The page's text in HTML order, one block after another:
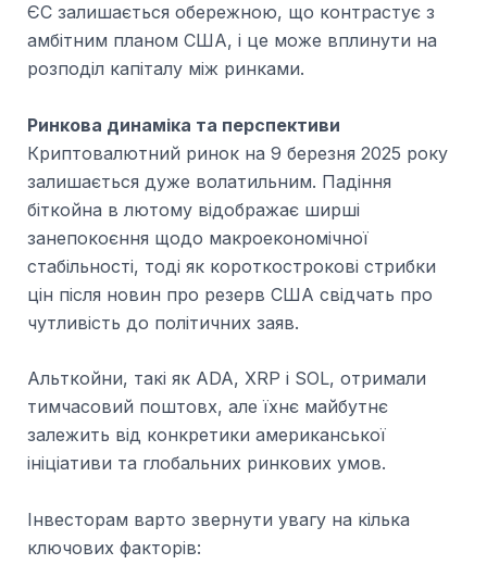
ЄС залишається обережною, що контрастує з
амбітним планом США, і це може вплинути на
розподіл капіталу між ринками.
Ринкова динаміка та перспективи
Криптовалютний ринок на 9 березня 2025 року
залишається дуже волатильним. Падіння
біткойна в лютому відображає ширші
занепокоєння щодо макроекономічної
стабільності, тоді як короткострокові стрибки
цін після новин про резерв США свідчать про
чутливість до політичних заяв.
Альткойни, такі як ADA, XRP і SOL, отримали
тимчасовий поштовх, але їхнє майбутнє
залежить від конкретики американської
ініціативи та глобальних ринкових умов.
Інвесторам варто звернути увагу на кілька
ключових факторів: